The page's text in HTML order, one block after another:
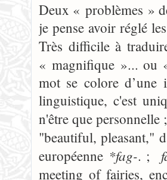
Deux « problèmes »
je pense avoir réglé
Très difficile à
« magnifique »... ou
mot se colore d’une
linguistique, c'est
n'être que
"beautiful, pleasant,"
européenne *fag-. ;
meeting of fairies,